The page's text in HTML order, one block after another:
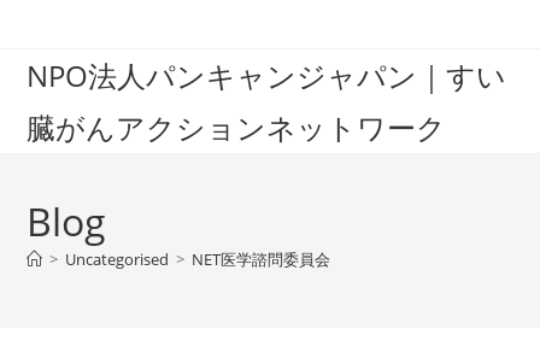
contentNPO法人パンキャンジャパン｜すい
臓がんアクションネットワーク
Blog
> Uncategorised > NET医学諮問委員会